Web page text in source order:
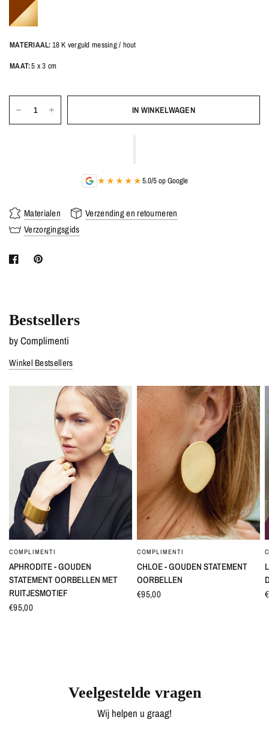
MATERIAAL:18 K verguld messing / hout
MAAT:5 x 3 cm
IN WINKELWAGEN
★★★★★5.0/5 op Google
Materialen
Verzending en retourneren
Verzorgingsgids
Bestsellers
by Complimenti
Winkel Bestsellers
SNEL BEKIJKEN
COMPLIMENTI
APHRODITE - GOUDEN
STATEMENT OORBELLEN MET
RUITJESMOTIEF
€95,00
SNEL BEKIJKEN
COMPLIMENTI
CHLOE - GOUDEN STATEMENT
OORBELLEN
€95,00
Veelgestelde vragen
Wij helpen u graag!